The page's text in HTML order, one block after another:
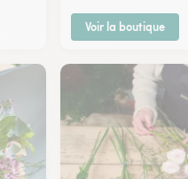
Voir la boutique